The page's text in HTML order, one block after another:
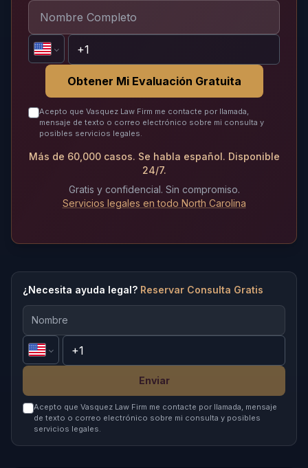
Obtener Mi Evaluación Gratuita
Acepto que Vasquez Law Firm me contacte por llamada,
mensaje de texto o correo electrónico sobre mi consulta y
posibles servicios legales.
Más de 60,000 casos. Se habla español. Disponible
24/7.
Gratis y confidencial. Sin compromiso.
Servicios legales en todo North Carolina
¿Necesita ayuda legal? Reservar Consulta Gratis
Enviar
Acepto que Vasquez Law Firm me contacte por llamada, mensaje
de texto o correo electrónico sobre mi consulta y posibles
servicios legales.